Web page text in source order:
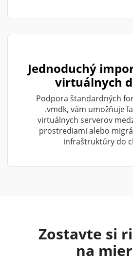
Jednoduchý
virtuálnych
Podpora štandardných
.vmdk, vám umožňuje
virtuálnych serverov
prostrediami alebo
infraštruktúry do
Zostavte si
na